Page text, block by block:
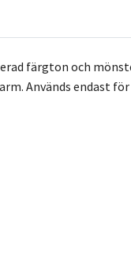
färgton och
Används endast